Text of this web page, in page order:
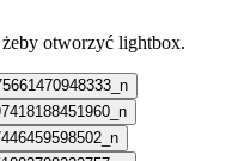
otworzyć lightbox.